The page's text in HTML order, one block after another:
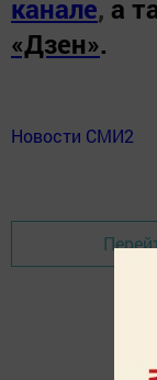
канале, а
«Дзен».
Новости СМИ2